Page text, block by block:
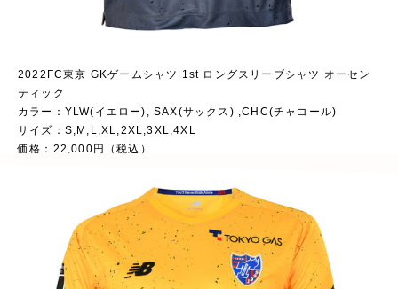
2022FC東京 GKゲームシャツ 1st ロングスリーブシャツ オーセン
ティック
カラー：YLW(イエロー), SAX(サックス) ,CHC(チャコール)
サイズ：S,M,L,XL,2XL,3XL,4XL
価格：22,000円（税込）